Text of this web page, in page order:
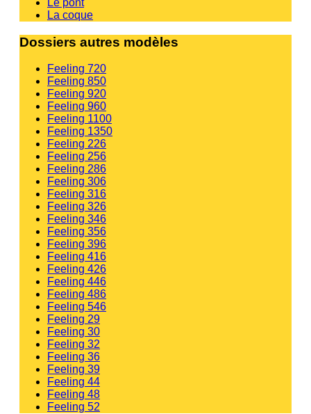
La coque
Dossiers autres modèles
Feeling 720
Feeling 850
Feeling 920
Feeling 960
Feeling 1100
Feeling 1350
Feeling 226
Feeling 256
Feeling 286
Feeling 306
Feeling 316
Feeling 326
Feeling 346
Feeling 356
Feeling 396
Feeling 416
Feeling 426
Feeling 446
Feeling 486
Feeling 546
Feeling 29
Feeling 30
Feeling 32
Feeling 36
Feeling 39
Feeling 44
Feeling 48
Feeling 52